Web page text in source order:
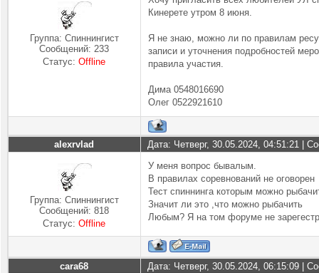
Группа: Спиннингист
Сообщений:233
Статус:Offline
Кинерете утром 8 июня.
Я не знаю, можно ли по правилам
записи и уточнения подробностей
правила участия.
Дима 0548016690
Олег 0522921610
alexrvlad Дата: Четверг, 30.05.2024, 04:51:21 |
Группа: Спиннингист
Сообщений:818
Статус:Offline
У меня вопрос бывалым.
В правилах соревнований не оговорен
Тест спиннинга которым можно
Значит ли это ,что можно рыбачить
Любым? Я на том форуме не
cara68 Дата: Четверг, 30.05.2024, 06:15:09 |